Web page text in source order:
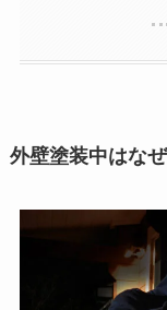
外壁塗装中はな